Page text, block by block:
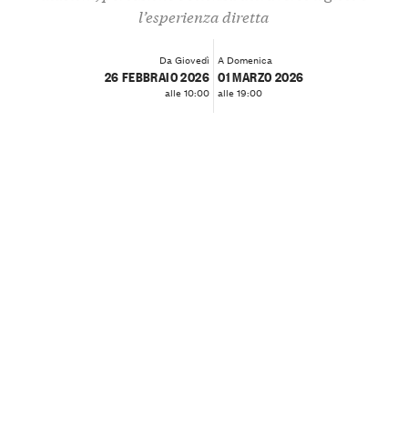
l’esperienza diretta
Da Giovedì
26 FEBBRAIO 2026
alle 10:00
A Domenica
01 MARZO 2026
alle 19:00